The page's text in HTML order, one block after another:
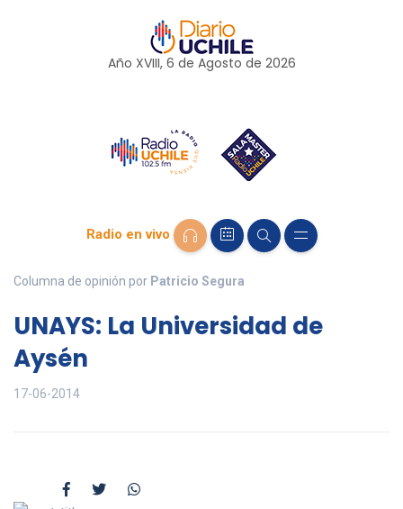
Año XVIII, 6 de Agosto de 2026
Radio en vivo
Columna de opinión por Patricio Segura
UNAYS: La Universidad de
Aysén
17-06-2014